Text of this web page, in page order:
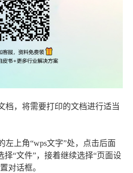
档，将需要打印的文档进行适当
左上角“wps文字”处，点击后面
择“文件”，接着继续选择“页面设
对话框。